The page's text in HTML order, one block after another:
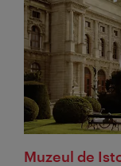
Muzeul de